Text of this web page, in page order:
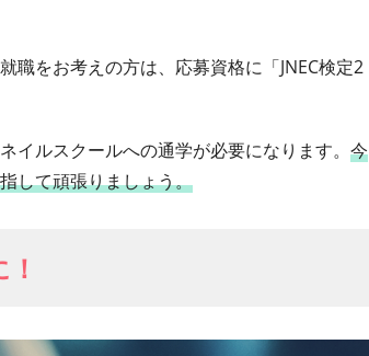
職をお考えの方は、応募資格に「JNEC検定2
ルスクールへの通学が必要になります。 今
して頑張りましょう。